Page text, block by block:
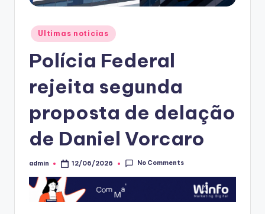
Posted
in
Ultimas noticias
Polícia Federal
rejeita segunda
proposta de delação
de Daniel Vorcaro
Posted
admin 12/06/2026 No Comments